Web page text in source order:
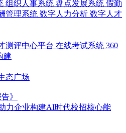
组织人事系统 盘点发展系统 假勤
管理系统 数字人力分析 数字人才
测评中心平台 在线考试系统 360
建
态广场
》
力企业构建AI时代校招核心能